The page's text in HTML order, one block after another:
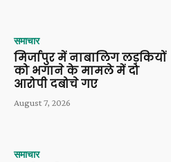
समाचार
मिर्जापुर में नाबालिग लड़कियों
को भगाने के मामले में दो
आरोपी दबोचे गए
August 7, 2026
समाचार